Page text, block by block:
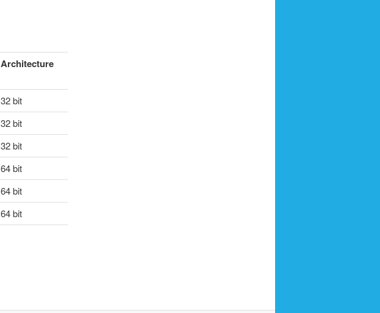
Architecture
32 bit
32 bit
32 bit
64 bit
64 bit
64 bit